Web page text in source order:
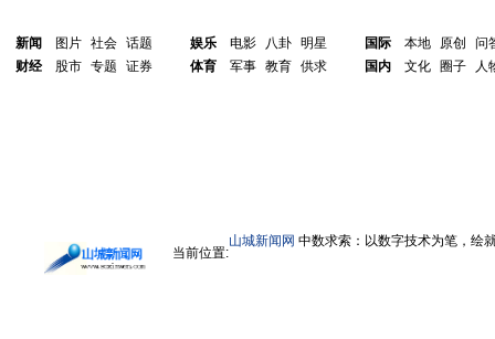
新闻 图片 社会 话题
财经
股市 专题 证券
娱乐 电影 八卦 明星
体育
军事 教育 供求
国际 本地 原创
问
国内
文化 圈子 人
当前位置:
山城新闻网 中数求索：以数字技术为笔，绘